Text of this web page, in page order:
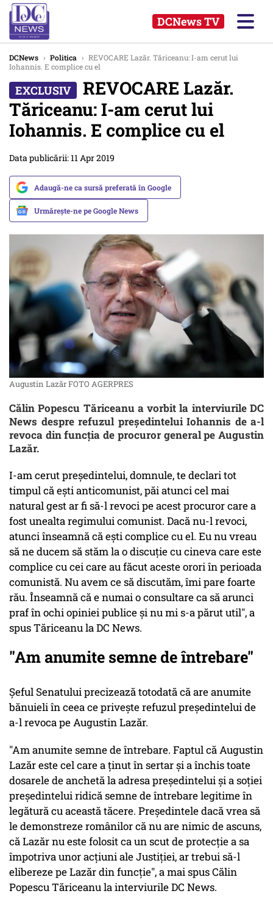
DCNews TV
DCNews › Politica › REVOCARE Lazăr. Tăriceanu: I-am cerut lui
Iohannis. E complice cu el
REVOCARE Lazăr.
Tăriceanu: I-am cerut lui
Iohannis. E complice cu el
Data publicării: 11 Apr 2019
Adaugă-ne ca sursă preferată în Google
Urmărește-ne pe Google News
Augustin Lazăr FOTO AGERPRES
Călin Popescu Tăriceanu a vorbit la interviurile DC
News despre refuzul preşedintelui Iohannis de a-l
revoca din funcţia de procuror general pe Augustin
Lazăr.
I-am cerut preşedintelui, domnule, te declari tot
timpul că eşti anticomunist, păi atunci cel mai
natural gest ar fi să-l revoci pe acest procuror care a
fost unealta regimului comunist. Dacă nu-l revoci,
atunci înseamnă că eşti complice cu el. Eu nu vreau
să ne ducem să stăm la o discuţie cu cineva care este
complice cu cei care au făcut aceste orori în perioada
comunistă. Nu avem ce să discutăm, îmi pare foarte
rău. Înseamnă că e numai o consultare ca să arunci
praf în ochi opiniei publice şi nu mi s-a părut util", a
spus Tăriceanu la DC News.
"Am anumite semne de întrebare"
Şeful Senatului precizează totodată că are anumite
bănuieli în ceea ce priveşte refuzul preşedintelui de
a-l revoca pe Augustin Lazăr.
"Am anumite semne de întrebare. Faptul că Augustin
Lazăr este cel care a ţinut în sertar şi a închis toate
dosarele de anchetă la adresa preşedintelui şi a soţiei
preşedintelui ridică semne de întrebare legitime în
legătură cu această tăcere. Preşedintele dacă vrea să
le demonstreze românilor că nu are nimic de ascuns,
că Lazăr nu este folosit ca un scut de protecţie a sa
împotriva unor acţiuni ale Justiţiei, ar trebui să-l
elibereze pe Lazăr din funcţie", a mai spus Călin
Popescu Tăriceanu la interviurile DC News.